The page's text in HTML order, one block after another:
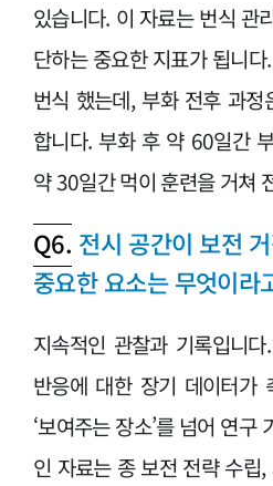
있습니다. 이 자료는 번식 관
단하는 중요한 지표가 됩니
번식 했는데, 부화 전후 과
합니다. 부화 후 약 60일간
약 30일간 먹이 훈련을 거쳐
Q6. 전시 공간이 보전
중요한 요소는 무엇이라
지속적인 관찰과 기록입니
반응에 대한 장기 데이터가
‘보여주는 장소’를 넘어 연구
인 자료는 종 보전 전략 수립